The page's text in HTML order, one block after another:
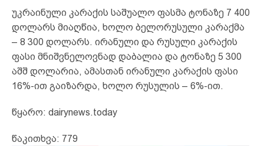
უკრაინული კარაქის საშუალო ფასმა ტონაზე 7 400
დოლარს მიაღწია, ხოლო ბელორუსული კარაქმა
– 8 300 დოლარს. ირანული და რუსული კარაქის
ფასი მნიშვნელოვნად დაბალია და ტონაზე 5 300
აშშ დოლარია, ამასთან ირანული კარაქის ფასი
16%-ით გაიზარდა, ხოლო რუსულის – 6%-ით.
წყარო: dairynews.today
წაკითხვა: 779